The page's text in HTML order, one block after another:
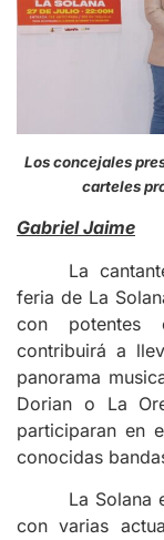
Los concejales
carteles
Gabriel Jaime
La
feria de La
con potentes
contribuirá a
panorama
Dorian o La
participaran en
conocidas
La Solana
con varias